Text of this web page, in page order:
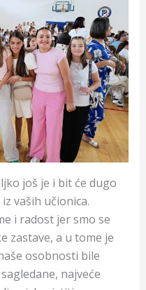
još je i bit će dugo
vaših učionica.
i radost jer smo se
zastave, a u tome je
osobnosti bile
najveće